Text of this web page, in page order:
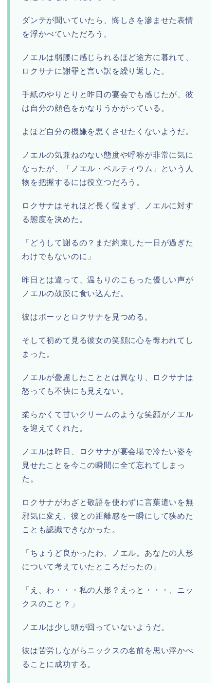
ダンテが聞いていたら、悔しさを滲ませた表情
を浮かべていただろう。
ノエルは弱腰に感じられるほど途方に暮れて、
ロクサナに謝罪と言い訳を繰り返した。
手紙のやりとりと昨日の宴会でも感じたが、彼
は自分の顔色をかなりうかがっている。
よほど自分の機嫌を悪くさせたくないようだ。
ノエルの気兼ねのない態度や呼称が非常に気に
なったが、「ノエル・ベルティウム」という人
物を把握するには役立つだろう。
ロクサナはそれほど長く悩まず、ノエルに対す
る態度を決めた。
「どうして謝るの？まだ約束した一日が過ぎた
わけでもないのに」
昨日とは違って、温もりのこもった優しい声が
ノエルの鼓膜に食い込んだ。
彼はボーッとロクサナを見つめる。
そして初めて見る彼女の笑顔に心を奪われてし
まった。
ノエルが憂慮したこととは異なり、ロクサナは
怒っても不快にも見えない。
柔らかくて甘いクリームのような笑顔がノエル
を迎えてくれた。
ノエルは昨日、ロクサナが宴会場で冷たい姿を
見せたことを今この瞬間に全て忘れてしまっ
た。
ロクサナがわざと敬語を使わずに言葉遣いを無
邪気に変え、彼との距離感を一瞬にして狭めた
ことも認識できなかった。
「ちょうど良かったわ、ノエル。あなたの人形
について考えていたところだったの」
「え、わ・・・私の人形？えっと・・・、ニッ
クスのこと？」
ノエルは少し頭が回っていないようだ。
彼は苦労しながらニックスの名前を思い浮かべ
ることに成功する。